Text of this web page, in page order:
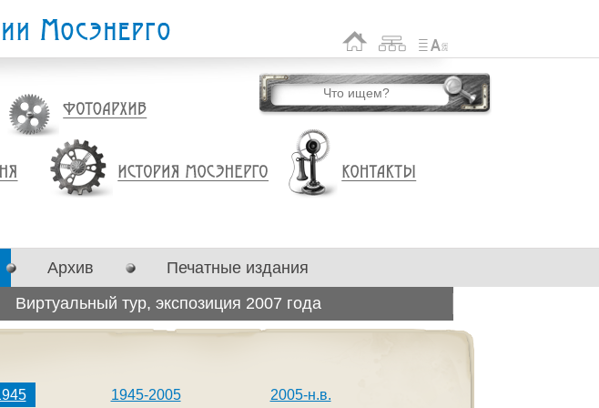
Виртуальный тур, экспозиция 2007 года
Архив Печатные издания
1945-2005 2005-н.в.